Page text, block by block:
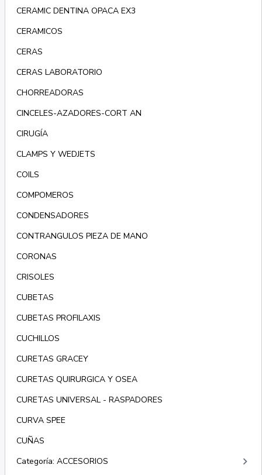
CERAMIC DENTINA OPACA EX3
CERAMICOS
CERAS
CERAS LABORATORIO
CHORREADORAS
CINCELES-AZADORES-CORT AN
CIRUGÍA
CLAMPS Y WEDJETS
COILS
COMPOMEROS
CONDENSADORES
CONTRANGULOS PIEZA DE MANO
CORONAS
CRISOLES
CUBETAS
CUBETAS PROFILAXIS
CUCHILLOS
CURETAS GRACEY
CURETAS QUIRURGICA Y OSEA
CURETAS UNIVERSAL - RASPADORES
CURVA SPEE
CUÑAS
Categoría: ACCESORIOS
keyboard_arrow_right